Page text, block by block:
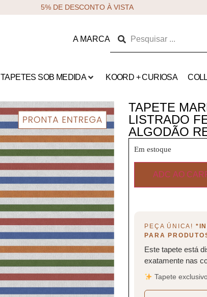
5% DE DESCONTO À VISTA
A MARCA
TAPETES SOB MEDIDA KOORD + CURIOSA
TAPETE
LISTRADO
ALGODÃO
Em estoque
ADC AO
PEÇA ÚNICA!
PARA
Este tapete está
exatamente nas
Tapete